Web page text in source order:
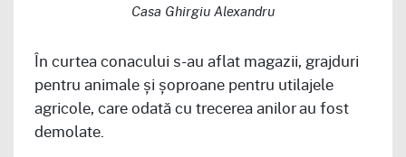
Casa Ghirgiu Alexandru
În curtea conacului s-au aflat magazii, grajduri
pentru animale și șoproane pentru utilajele
agricole, care odată cu trecerea anilor au fost
demolate.